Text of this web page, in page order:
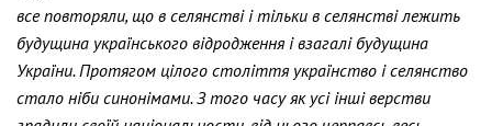
все повторяли, що в селянстві і тільки в селянстві лежить
будущина українського відродження і взагалі будущина
України. Протягом цілого століття українство і селянство
стало ніби синонімами. З того часу як усі інші верстви